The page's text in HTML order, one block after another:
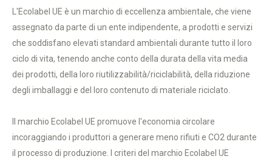
L'Ecolabel UE è un marchio di eccellenza ambientale, che viene
assegnato da parte di un ente indipendente, a prodotti e servizi
che soddisfano elevati standard ambientali durante tutto il loro
ciclo di vita, tenendo anche conto della durata della vita media
dei prodotti, della loro riutilizzabilità/riciclabilità, della riduzione
degli imballaggi e del loro contenuto di materiale riciclato.
Il marchio Ecolabel UE promuove l'economia circolare
incoraggiando i produttori a generare meno rifiuti e CO2 durante
il processo di produzione. I criteri del marchio Ecolabel UE